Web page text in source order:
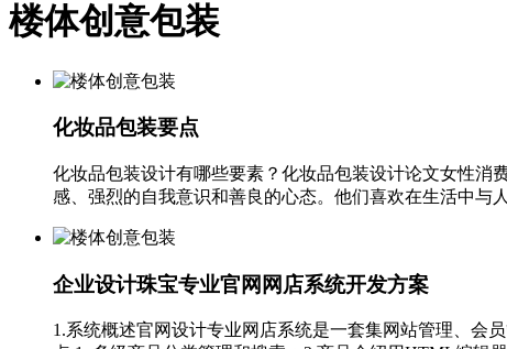
楼体创意包装
化妆品包装要点
化妆品包装设计有哪些要素？化妆品包装设计论文女性消
感、强烈的自我意识和善良的心态。他们喜欢在生活中与
企业设计珠宝专业官网网店系统开发方案
1.系统概述官网设计专业网店系统是一套集网站管理、会